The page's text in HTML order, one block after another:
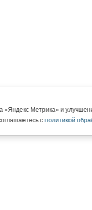
«Яндекс Метрика» и
сполитикой